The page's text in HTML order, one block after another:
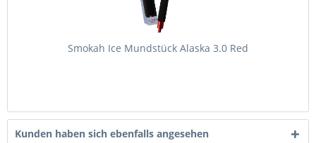
Smokah Ice Mundstück Alaska 3.0 Red
Kunden haben sich ebenfalls angesehen